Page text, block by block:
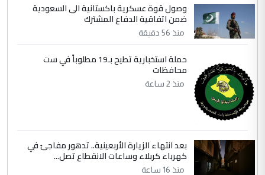
5 سردار
التعليق : واحد من عصابة علي ماما يسقط
جنسية الرافد الثالث للعراق ومن اصول عريقة
الموضوع :
الجواهري يرد على صدام حسين سل
مضجعيك يابن الزنا (نص كامل)
وصول قوة عسكرية باكستانية الى السعودية
ضمن اتفاقية الدفاع المشترك
منذ 56 دقيقة
حملة استخبارية تطيح بـ19 مطلوباً في ست
محافظات
منذ 2 ساعة
بعد انتهاء الزيارة الأربعينية.. تدهور مفاجئ في
كهرباء كربلاء وساعات الانقطاع تصل...
منذ 16 ساعة